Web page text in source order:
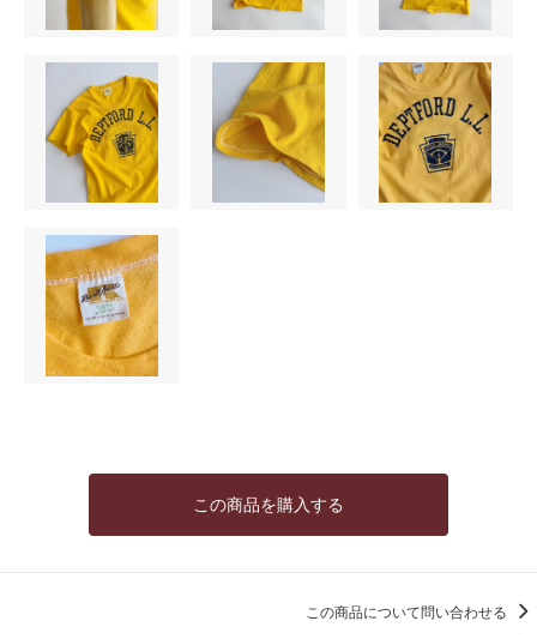
この商品を購入する
この商品について問い合わせる